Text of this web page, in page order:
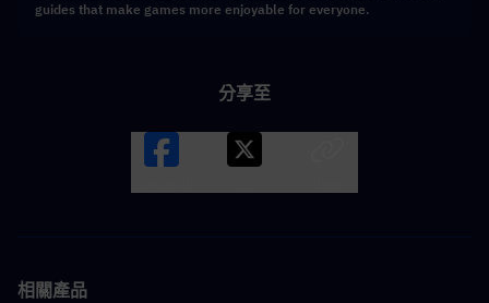
guides that make games more enjoyable for everyone.
分享至
相關產品